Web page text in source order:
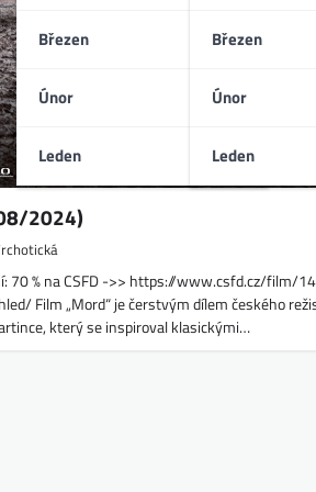
Březen
Únor
Leden
Březen
Únor
Leden
2024)
70 % na CSFD ->> https://www.csfd.cz/film/
Film „Mord“ je čerstvým dílem českého
který se inspiroval klasickými…